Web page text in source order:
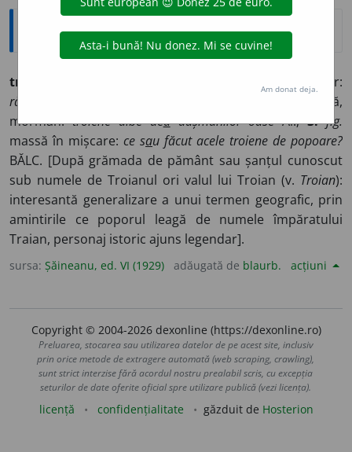
Explicative DEX
troian
grămadă de zăpadă ridicată de vifor:
răsbatem iute troiene de ninsori
grămadă,
morman:troiene albe deadușmanilor oaseAl.;3. fig.
massă în mișcare: ce sau făcut acele troiene de popoare?
BĂLC. [După grămada de pământ sau șanțul cunoscut
sub numele de Troianul ori valul lui Troian (v. Troian):
interesantă generalizare a unui termen geografic, prin
amintirile ce poporul leagă de numele împăratului
Traian, personaj istoric ajuns legendar].
sursa: Șăineanu, ed. VI (1929) adăugată de blaurb. acțiuni
Copyright © 2004-2026 dexonline (https://dexonline.ro)
Preluarea, stocarea sau utilizarea datelor de pe acest site, inclusiv
prin orice metode de extragere automată (web scraping, crawling),
sunt strict interzise fără acordul nostru prealabil scris, cu excepția
seturilor de date oferite oficial spre utilizare publică (vezi licența).
licență confidențialitate găzduit de Hosterion
Am donat deja.